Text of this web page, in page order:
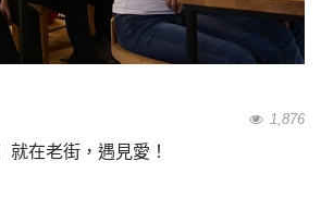
1,876
就在老街，遇見愛！